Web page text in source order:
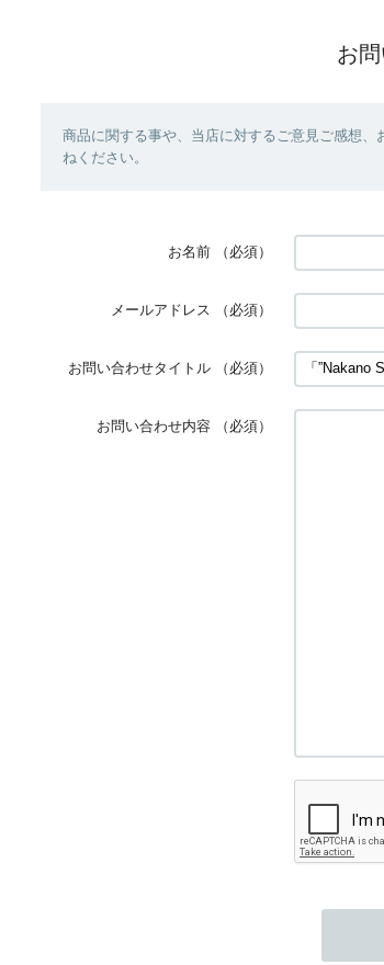
お
商品に関する事や、当店に対するご意見ご感想
ねください。
お名前 （必須）
メールアドレス （必須）
お問い合わせタイトル （必須）
お問い合わせ内容 （必須）